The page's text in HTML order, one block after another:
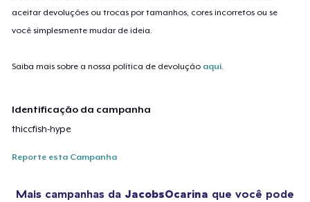
aceitar devoluções ou trocas por tamanhos, cores incorretos ou se
você simplesmente mudar de ideia.
Saiba mais sobre a nossa política de devolução aqui
Identificação da campanha
thiccfish-hype
Reporte esta Campanha
Mais campanhas da JacobsOcarina que você pode